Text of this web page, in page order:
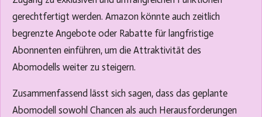
gerechtfertigt werden. Amazon könnte auch zeitlich
begrenzte Angebote oder Rabatte für langfristige
Abonnenten einführen, um die Attraktivität des
Abomodells weiter zu steigern.
Zusammenfassend lässt sich sagen, dass das geplante
Abomodell sowohl Chancen als auch Herausforderungen